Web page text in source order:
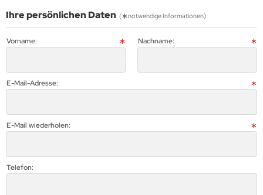
Ihre persönlichen Daten ( notwendige Informationen)
Vorname: Nachname:
E-Mail-Adresse:
E-Mail wiederholen:
Telefon:
MUMFORD GmbH